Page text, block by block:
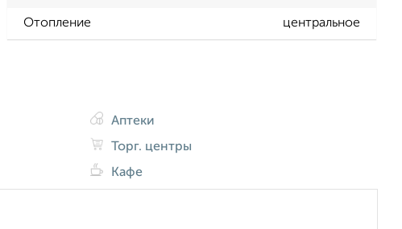
Отопление центральное
Аптеки
Торг. центры
Кафе